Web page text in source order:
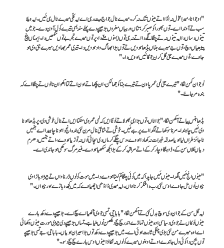
"او جوانا، میرا مخول نہ اُڈا اتے مینوں تنگ نہ کر۔ میرے نال جو اج بیت رہی اے ایہ کلّی میرے نال ہی نئیں۔ ایہ ویلا
سب تے آوندا اے۔ توں بھورا کو صبر کر؛ تناں ورہیاں مغروں بڑھیپے دے پہلے سندیسی تیرے کول آون دے۔ جو میں
تینوں دساں دا ایہ تینوں نہ تے چنگا لگے دا اتے نہ ہی توں ایہنوں منّے دا، پر توں میرے تجربے توں سکھیں دا۔ ایہناں پنج
پیڑھیاں وچ، توں جے میرے جناں بڈھا ہوویں تے توں بڑا بھاگ واد ہوویں دا۔ تیری عمر بھاویں میرے جنی وی ہو
جاوے، توں میرے جنی گل کرن جوگا نئیں ہوویں دا۔"
نوجوان کہن لگا،"تیرے جنی لمی عمر پاون تے تیرے جنا کوجھا لگن، ان پچھاتے ہون اتے کتا اکھوان نالوں تے چنگا اے کہ
بندہ مر جاۓ۔"
بڈھا ہنس پیا تے آکھن لگا،"جواناں، توں بڑا ہی بھولا تے لونّا ایں کہ لمی عمر وی منگنا ایں اتے نال خوشی وی، پر بڈھا ہونا
وی نئیں چاہندا۔ مرنا سوکھا تے لگدا اے پر ہے نئیں۔ خوشی تے شانتی نال مرن لئی بندہ انج دا ہونا چاہیدا اے جنہیں
ناجائز طراں لیا ہویا صدقہ خیرات نہ کھادا ہووے، دس چنگے کرماں دی سچائی نوں نہ توڑیا ہووے، اتے جنہیں دھرم
دیاں گلاں سن کے، ڈوہنگا وچار کر کے اتے مراقبہ کر کے بڑا کجھ سکھیا ہووے۔ فیر مرگ سوکھی ہو جاندی اے۔
"مینوں انج نئیں لگدا۔ مینوں نئیں جاپدا کہ میں کوئی چنگا کم کیتا ہووے دا۔ میں موت کولوں ڈرنا واں تے جیہڑا دہاڑا وی
جیون نوں مل جاوے اوس لئی رب دا شکر کرنا واں۔ ایہ میری ڈاڈھی اچھیا وے کہ میں کجھ دہاڑے ہور جیواں۔"
ایہ گل سن کے جوان دی سوچ بدل گئی تے آکھن لگا،"بابا جی، تسی جو وی آکھیا اے سچ اے۔ بڑھیپے دے دکھ بارے
مینوں لوکاں نے جو وی دسیا سی اوہ مینوں تہاڈے اندر سچ مچ دیکھن نوں ملیا ہے۔ تساں بڑھیپے دی جیہڑی مورت مینوں وکھائی
اے اوہ میرے من لئی بڑی چنگی ثابت ہوئی اے۔ میں بڑھیپے دے دکھ توں بڑا حیران ہویاں۔ بابا جی، جے تسی بڑھیپے
توں بچن دا کوئی ول جاندے او تے اوہنوں میرے کولوں نہ لُکاؤ؛ مینوں اوس بارے سچ سچ دسو۔"